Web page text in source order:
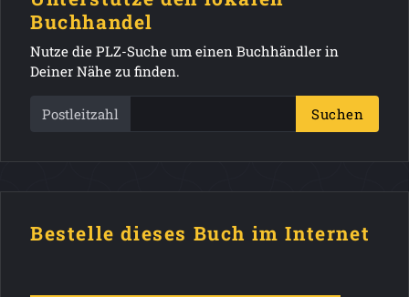
Buchhandel
Nutze die PLZ-Suche um einen Buchhändler in
Deiner Nähe zu finden.
Postleitzahl Suchen
Bestelle dieses Buch im Internet